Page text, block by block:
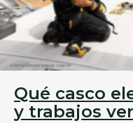
Qué casco
y trabajos